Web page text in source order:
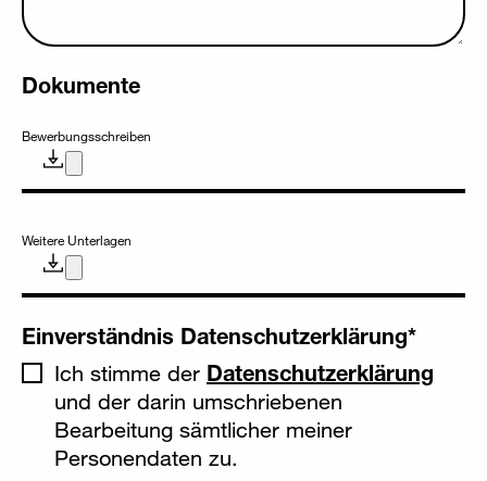
Dokumente
Bewerbungsschreiben
Weitere Unterlagen
Einverständnis Datenschutzerklärung*
Ich stimme der Datenschutzerklärung
und der darin umschriebenen
Bearbeitung sämtlicher meiner
Personendaten zu.